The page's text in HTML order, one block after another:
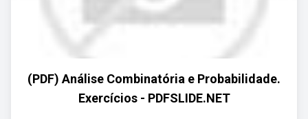
(PDF) Análise Combinatória e Probabilidade.
Exercícios - PDFSLIDE.NET